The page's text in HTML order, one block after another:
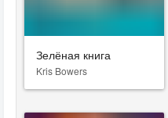
Зелёная книга
Kris Bowers